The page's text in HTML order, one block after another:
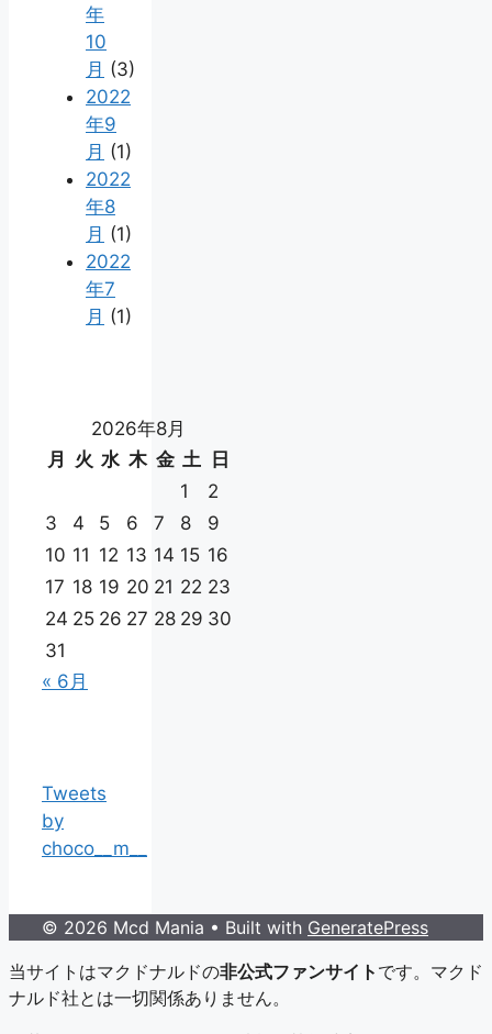
年
10
月 (3)
2022
年9
月 (1)
2022
年8
月 (1)
2022
年7
月 (1)
2026年8月
月
火 水 木 金 土
日
1
2
3
4 5 6 7 8
9
10 11 12 13 14 15 16
17 18 19 20 21 22 23
24 25 26 27 28 29 30
31
« 6月
Tweets
by
choco__m__
© 2026 Mcd Mania • Built with GeneratePress
当サイトはマクドナルドの非公式ファンサイト です。マクド
ナルド社とは一切関係ありません。